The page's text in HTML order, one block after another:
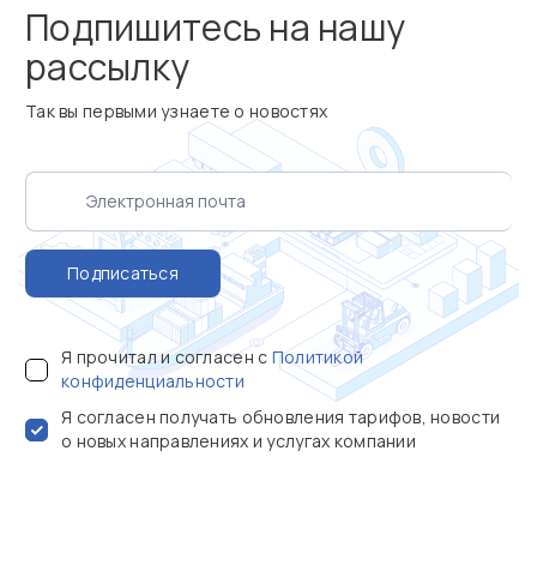
Подпишитесь на нашу
рассылку
Так вы первыми узнаете о новостях
Подписаться
Я прочитал и согласен с Политикой
конфиденциальности
Я согласен получать обновления тарифов, новости
о новых направлениях и услугах компании